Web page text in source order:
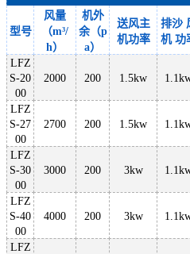
型号
风量
（m³/
h）
机外
余（p
a）
送风主
机功率
排沙
机 功
LFZ
S-20
00
2000 200 1.5kw
LFZ
S-27
00
2700 200 1.5kw
LFZ
S-30
00
3000 200 3kw
LFZ
S-40
00
4000 200 3kw
LFZ